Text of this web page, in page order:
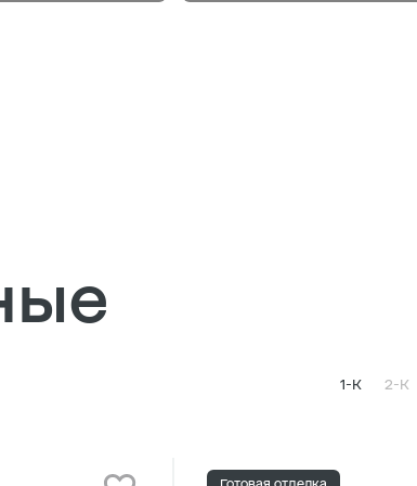
1-К 2-К